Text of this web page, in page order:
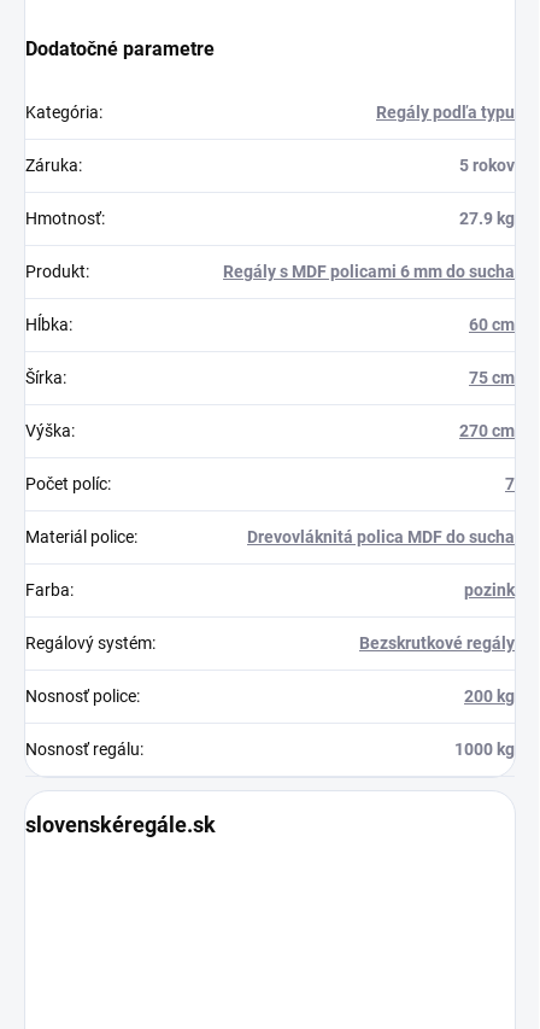
Dodatočné parametre
Kategória: Regály podľa typu
Záruka: 5 rokov
Hmotnosť: 27.9 kg
Produkt: Regály s MDF policami 6 mm do sucha
Hĺbka: 60 cm
Šírka: 75 cm
Výška: 270 cm
Počet políc: 7
Materiál police: Drevovláknitá polica MDF do sucha
Farba: pozink
Regálový systém: Bezskrutkové regály
Nosnosť police: 200 kg
Nosnosť regálu: 1000 kg
slovenskéregále.sk